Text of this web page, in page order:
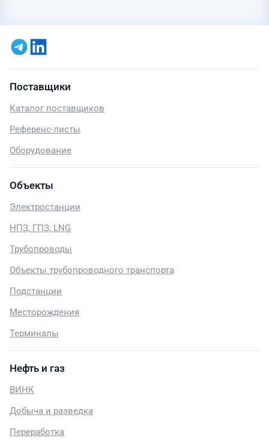
Поставщики
Каталог поставщиков
Референс-листы
Оборудование
Объекты
Электростанции
НПЗ, ГПЗ, LNG
Трубопроводы
Объекты трубопроводного транспорта
Подстанции
Месторождения
Терминалы
Нефть и газ
ВИНК
Добыча и разведка
Переработка